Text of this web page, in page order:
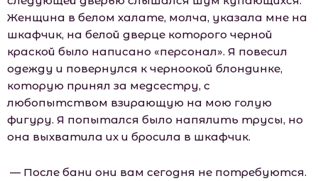
Женщина в белом халате, молча, указала мне на
шкафчик, на белой дверце которого черной
краской было написано «персонал». Я повесил
одежду и повернулся к черноокой блондинке,
которую принял за медсестру, с
любопытством взирающую на мою голую
фигуру. Я попытался было напялить трусы, но
она выхватила их и бросила в шкафчик.
— После бани они вам сегодня не потребуются.